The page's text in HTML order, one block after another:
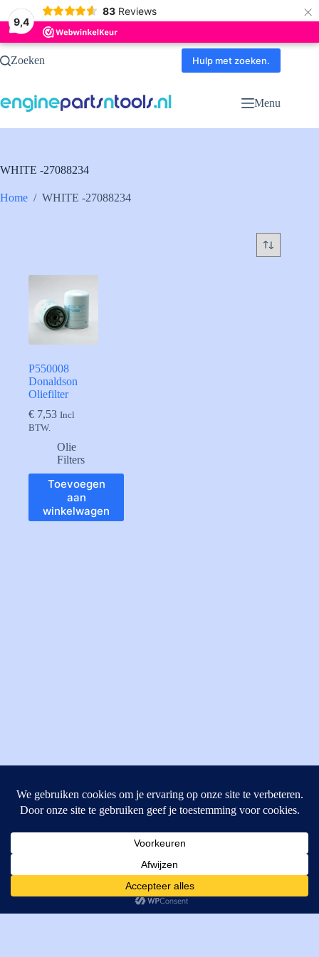
9,4
83 Reviews ×
Ga
naarZoeken Hulp met zoeken.
Menu
WHITE -27088234
Home / WHITE -27088234
P550008
Donaldson
Oliefilter
€ 7,53 Incl
BTW.
Olie
Filters
Toevoegen
aan
winkelwagen
4462GE, Goes
T: +31 (0) 111-484438
M:parts@mitechniek.nl
VAT: NL862802295B01
Cookies helpen ons bij het leveren van onze diensten. Door
gebruik te maken van onze diensten, gaat u akkoord met ons
gebruik van cookies.